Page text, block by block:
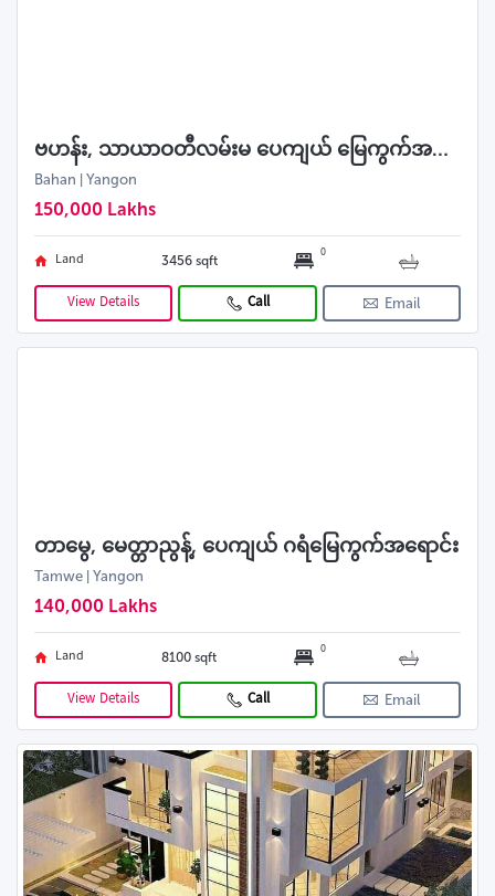
ဗဟန်း, သာယာဝတီလမ်းမ ပေကျယ် မြေကွက်အရောင်း
Bahan | Yangon
150,000 Lakhs
Land 3456 sqft 0
View Details Call Email
တာမွေ, မေတ္တာညွန့်, ပေကျယ် ဂရံမြေကွက်အရောင်း
Tamwe | Yangon
140,000 Lakhs
Land 8100 sqft 0
View Details Call Email